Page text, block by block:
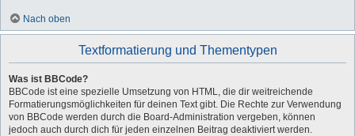
Nach oben
Textformatierung und Thementypen
Was ist BBCode?
BBCode ist eine spezielle Umsetzung von HTML, die dir weitreichende
Formatierungsmöglichkeiten für deinen Text gibt. Die Rechte zur Verwendung
von BBCode werden durch die Board-Administration vergeben, können
jedoch auch durch dich für jeden einzelnen Beitrag deaktiviert werden.